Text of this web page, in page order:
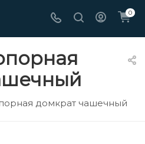
0
домкрат чашечный